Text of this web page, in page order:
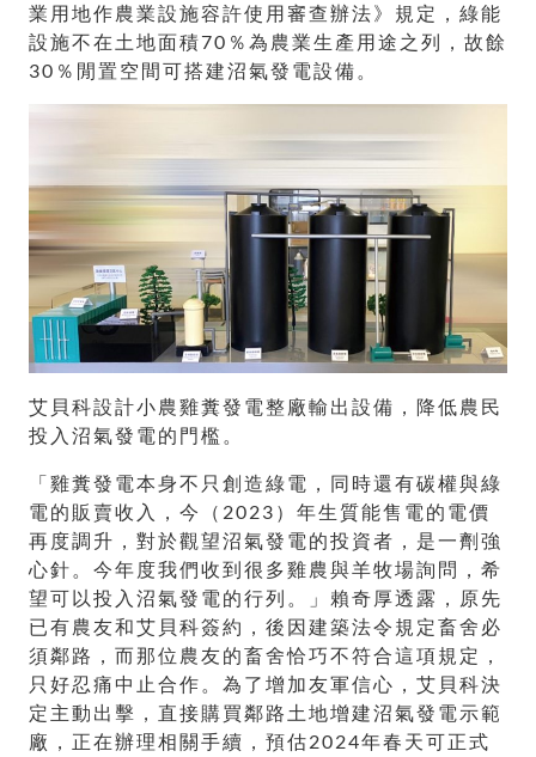
業用地作農業設施容許使用審查辦法》規定，綠能
設施不在土地面積70％為農業生產用途之列，故餘
30％閒置空間可搭建沼氣發電設備。
艾貝科設計小農雞糞發電整廠輸出設備，降低農民
投入沼氣發電的門檻。
「雞糞發電本身不只創造綠電，同時還有碳權與綠
電的販賣收入，今（2023）年生質能售電的電價
再度調升，對於觀望沼氣發電的投資者，是一劑強
心針。今年度我們收到很多雞農與羊牧場詢問，希
望可以投入沼氣發電的行列。」賴奇厚透露，原先
已有農友和艾貝科簽約，後因建築法令規定畜舍必
須鄰路，而那位農友的畜舍恰巧不符合這項規定，
只好忍痛中止合作。為了增加友軍信心，艾貝科決
定主動出擊，直接購買鄰路土地增建沼氣發電示範
廠，正在辦理相關手續，預估2024年春天可正式